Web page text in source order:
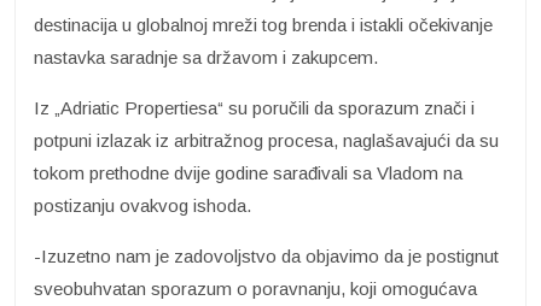
destinacija u globalnoj mreži tog brenda i istakli očekivanje
nastavka saradnje sa državom i zakupcem.
Iz „Adriatic Propertiesa“ su poručili da sporazum znači i
potpuni izlazak iz arbitražnog procesa, naglašavajući da su
tokom prethodne dvije godine sarađivali sa Vladom na
postizanju ovakvog ishoda.
-Izuzetno nam je zadovoljstvo da objavimo da je postignut
sveobuhvatan sporazum o poravnanju, koji omogućava